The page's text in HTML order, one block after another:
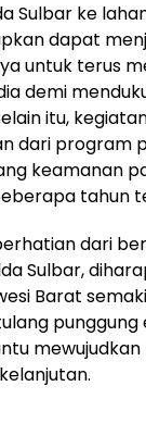
Sulbar ke
dapat
untuk terus
demi
itu,
dari program
keamanan
tahun
dari
Sulbar,
Barat
punggung